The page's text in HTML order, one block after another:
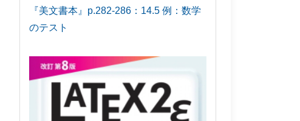
『美文書本』p.282-286：14.5 例：数学
のテスト